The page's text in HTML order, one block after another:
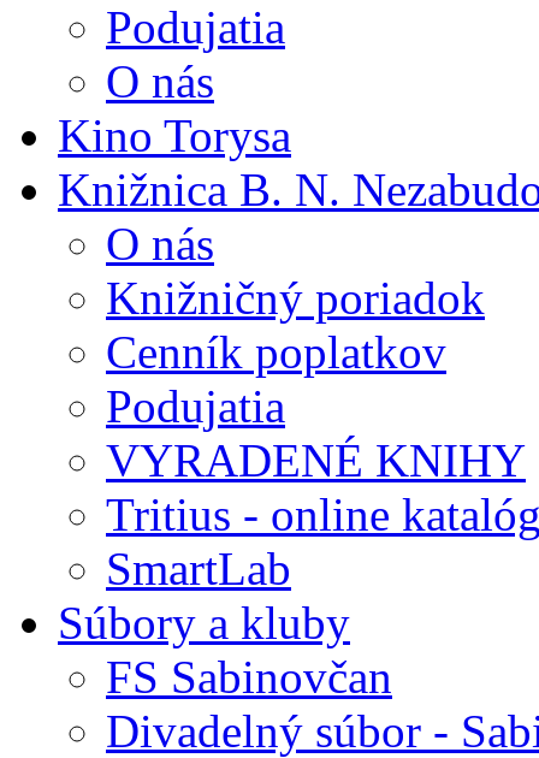
Podujatia
O nás
Kino Torysa
Knižnica B. N.
O nás
Knižničný poriadok
Cenník poplatkov
Podujatia
VYRADENÉ KNIHY
Tritius - online
SmartLab
Súbory a kluby
FS Sabinovčan
Divadelný súbor -